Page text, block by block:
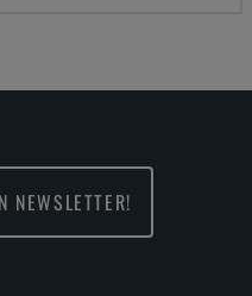
NEWSLETTER!